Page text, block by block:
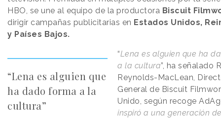
HBO, se une al equipo de la productora Biscuit
dirigir campañas publicitarias en Estados Unidos,
y Países Bajos.
“Lena es alguien que
ha dado forma a la
cultura”
“Lena es alguien que ha
a la cultura”, ha señalado
Reynolds-MacLean,
General de Biscuit
Unido, según recoge
inspiró a una generación